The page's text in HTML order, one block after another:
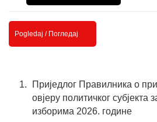
Pogledaj / Погледај
Приједлог Правилника о
овјеру политичког
изборима 2026. године